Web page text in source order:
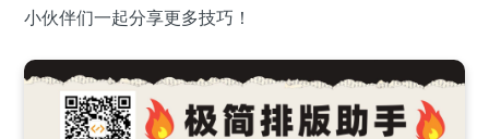
小伙伴们一起分享更多技巧！